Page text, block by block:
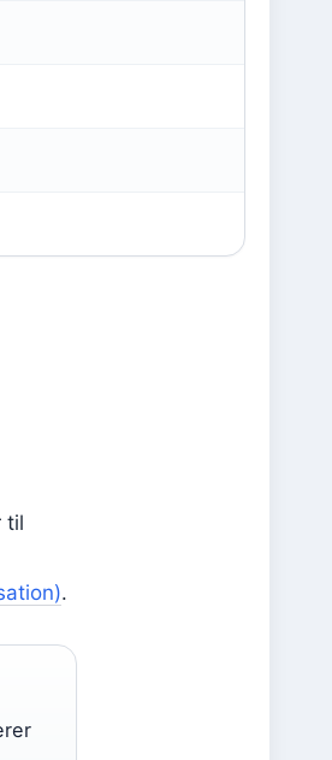
til
.